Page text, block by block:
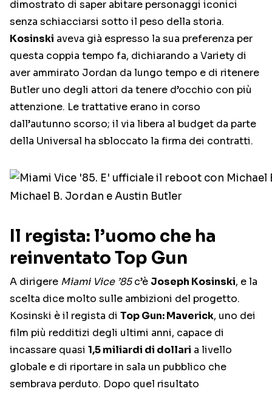
dimostrato di saper abitare personaggi iconici
senza schiacciarsi sotto il peso della storia.
Kosinski aveva già espresso la sua preferenza per
questa coppia tempo fa, dichiarando a Variety di
aver ammirato Jordan da lungo tempo e di ritenere
Butler uno degli attori da tenere d’occhio con più
attenzione. Le trattative erano in corso
dall’autunno scorso; il via libera al budget da parte
della Universal ha sbloccato la firma dei contratti.
Michael B. Jordan e Austin Butler
Il regista: l’uomo che ha
reinventato Top Gun
A dirigere Miami Vice ’85c’è Joseph Kosinski, e la
scelta dice molto sulle ambizioni del progetto.
Kosinski è il regista di Top Gun: Maverick, uno dei
film più redditizi degli ultimi anni, capace di
incassare quasi 1,5 miliardi di dollari a livello
globale e di riportare in sala un pubblico che
sembrava perduto. Dopo quel risultato